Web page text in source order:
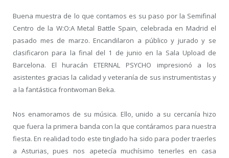
Buena muestra de lo que contamos es su paso por la Semifinal
Centro de la W:O:A Metal Battle Spain, celebrada en Madrid el
pasado mes de marzo. Encandilaron a público y jurado y se
clasificaron para la final del 1 de junio en la Sala Upload de
Barcelona. El huracán ETERNAL PSYCHO impresionó a los
asistentes gracias la calidad y veteranía de sus instrumentistas y
a la fantástica frontwoman Beka.
Nos enamoramos de su música. Ello, unido a su cercanía hizo
que fuera la primera banda con la que contáramos para nuestra
fiesta. En realidad todo este tinglado ha sido para poder traerles
a Asturias, pues nos apetecía muchísimo tenerles en casa